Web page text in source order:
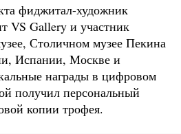
фиджитал-художник
VS Gallery и участник
Столичном музее Пекина
Испании, Москве и
награды в цифровом
получил персональный
копии трофея.